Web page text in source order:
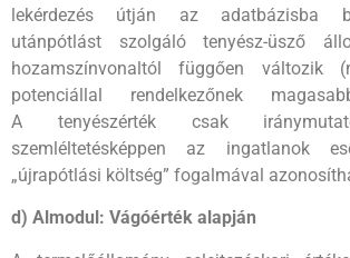
lekérdezés útján az adatbázisba
utánpótlást szolgáló tenyész-üsző
hozamszínvonaltól függően változik
potenciállal rendelkezőnek
A tenyészérték csak
szemléltetésképpen az ingatlanok
„újrapótlási költség” fogalmával
d) Almodul: Vágóérték alapján